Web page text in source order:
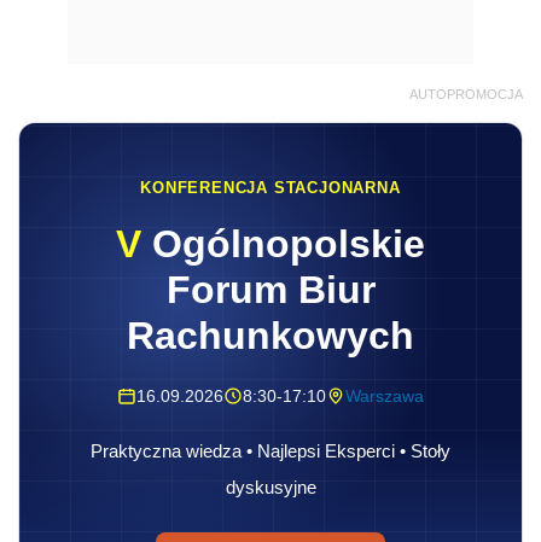
AUTOPROMOCJA
KONFERENCJA STACJONARNA
V Ogólnopolskie
Forum Biur
Rachunkowych
16.09.2026 8:30-17:10 Warszawa
Praktyczna wiedza • Najlepsi Eksperci • Stoły
dyskusyjne